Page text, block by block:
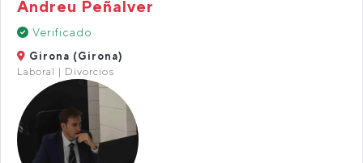
Andreu Peñalver
Verificado
Girona (Girona)
Laboral | Divorcios